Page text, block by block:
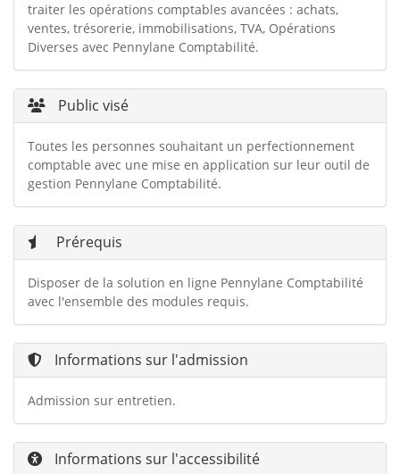
traiter les opérations comptables avancées : achats,
ventes, trésorerie, immobilisations, TVA, Opérations
Diverses avec Pennylane Comptabilité.
Public visé
Toutes les personnes souhaitant un perfectionnement
comptable avec une mise en application sur leur outil de
gestion Pennylane Comptabilité.
Prérequis
Disposer de la solution en ligne Pennylane Comptabilité
avec l'ensemble des modules requis.
Informations sur l'admission
Admission sur entretien.
Informations sur l'accessibilité